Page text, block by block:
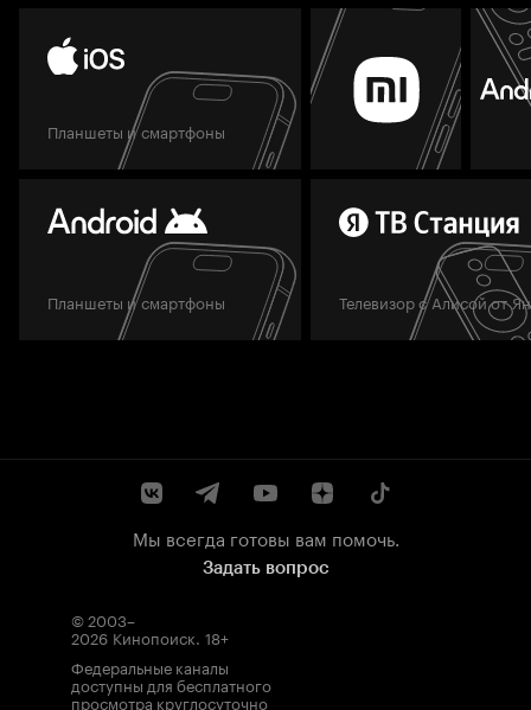
Планшеты и смартфоны
Планшеты и смартфоны Телевизор с Алисой от
Мы всегда готовы вам помочь.
Задать вопрос
© 2003–
2026 Кинопоиск. 18+
Федеральные каналы
доступны для бесплатного
просмотра круглосуточно